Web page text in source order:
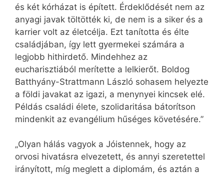
és két kórházat is épített. Érdeklődését nem az
anyagi javak töltötték ki, de nem is a siker és a
karrier volt az életcélja. Ezt tanította és élte
családjában, így lett gyermekei számára a
legjobb hithirdető. Mindehhez az
eucharisztiából merítette a lelkierőt. Boldog
Batthyány-Strattmann László sohasem helyezte
a földi javakat az igazi, a menynyei kincsek elé.
Példás családi élete, szolidaritása bátorítson
mindenkit az evangélium hűséges követésére.”
„Olyan hálás vagyok a Jóistennek, hogy az
orvosi hivatásra elvezetett, és annyi szeretettel
irányított, míg meglett a diplomám, és aztán a